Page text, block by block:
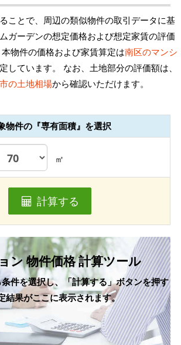
ことで、周辺の類似物件の取引データに基
ガーデンの想定価格および想定家賃の評価
物件の価格および家賃算定は南区のマンシ
しています。 なお、土地部分の評価額は、
の土地相場から確認いただけます。
物件の『専有面積』を選択
㎡
計算する
ン 物件価格 計算ツール
条件を選択し、「計算する」ボタンを押す
結果がここに表示されます。